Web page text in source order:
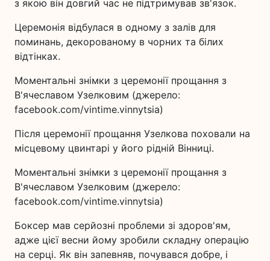
з якою він довгий час не підтримував зв'язок.
Церемонія відбулася в одному з залів для
поминань, декорованому в чорних та білих
відтінках.
Моментальні знімки з церемонії прощання з
В'ячеславом Узелковим (джерело:
facebook.com/vintime.vinnytsia)
Після церемонії прощання Узелкова поховали на
місцевому цвинтарі у його рідній Вінниці.
Моментальні знімки з церемонії прощання з
В'ячеславом Узелковим (джерело:
facebook.com/vintime.vinnytsia)
Боксер мав серйозні проблеми зі здоров'ям,
адже цієї весни йому зробили складну операцію
на серці. Як він запевняв, почувався добре, і